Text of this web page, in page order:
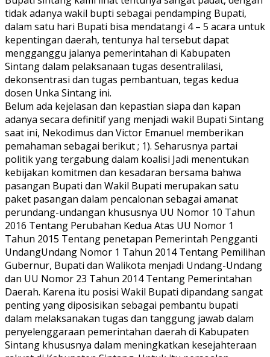
tidak adanya wakil bupti sebagai pendamping Bupati,
dalam satu hari Bupati bisa mendatangi 4 – 5 acara untuk
kepentingan daerah, tentunya hal tersebut dapat
mengganggu jalanya pemerintahan di Kabupaten
Sintang dalam pelaksanaan tugas desentralilasi,
dekonsentrasi dan tugas pembantuan, tegas kedua
dosen Unka Sintang ini.
Belum ada kejelasan dan kepastian siapa dan kapan
adanya secara definitif yang menjadi wakil Bupati Sintang
saat ini, Nekodimus dan Victor Emanuel memberikan
pemahaman sebagai berikut ; 1). Seharusnya partai
politik yang tergabung dalam koalisi Jadi menentukan
kebijakan komitmen dan kesadaran bersama bahwa
pasangan Bupati dan Wakil Bupati merupakan satu
paket pasangan dalam pencalonan sebagai amanat
perundang-undangan khususnya UU Nomor 10 Tahun
2016 Tentang Perubahan Kedua Atas UU Nomor 1
Tahun 2015 Tentang penetapan Pemerintah Pengganti
UndangUndang Nomor 1 Tahun 2014 Tentang Pemilihan
Gubernur, Bupati dan Walikota menjadi Undang-Undang
dan UU Nomor 23 Tahun 2014 Tentang Pemerintahan
Daerah. Karena itu posisi Wakil Bupati dipandang sangat
penting yang diposisikan sebagai pembantu bupati
dalam melaksanakan tugas dan tanggung jawab dalam
penyelenggaraan pemerintahan daerah di Kabupaten
Sintang khususnya dalam meningkatkan kesejahteraan